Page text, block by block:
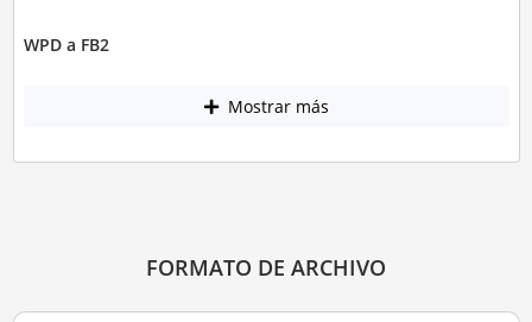
WPD a FB2
Mostrar más
FORMATO DE ARCHIVO